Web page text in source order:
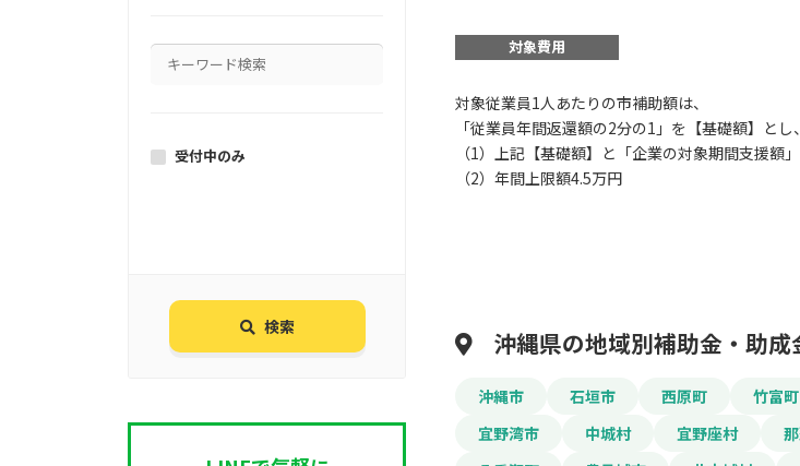
受付中のみ
検索
対象費用
対象従業員1人あたりの市補助額は、
「従業員年間返還額の2分の1」を【基礎額】と
（1）上記【基礎額】と「企業の対象期間支援額
（2）年間上限額4.5万円
沖縄県の地域別補助金・助成
沖縄市 石垣市 西原町 竹富町
宜野湾市
中城村 宜野座村